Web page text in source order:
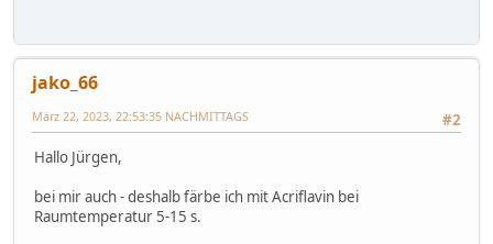
jako_66
#2
März 22, 2023, 22:53:35 NACHMITTAGS
Hallo Jürgen,
bei mir auch - deshalb färbe ich mit Acriflavin bei
Raumtemperatur 5-15 s.